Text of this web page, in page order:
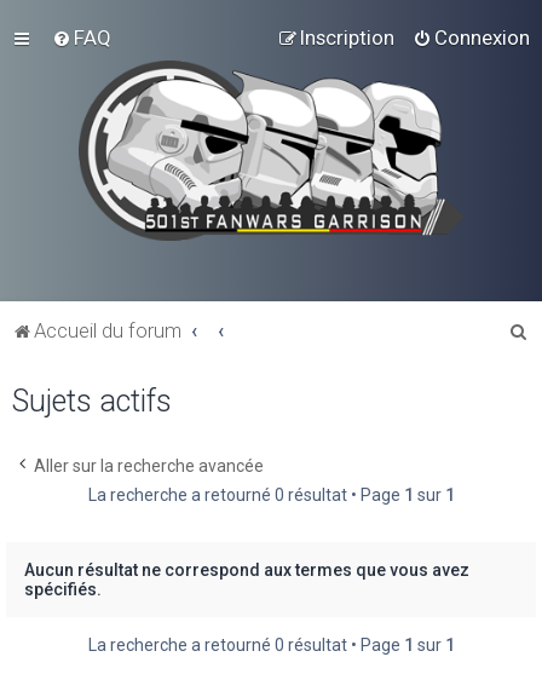
FAQ Connexion
Inscription
Accueil du forum
Sujets actifs
Aller sur la recherche avancée
La recherche a retourné 0 résultat • Page 1 sur 1
Aucun résultat ne correspond aux termes que vous avez
spécifiés.
La recherche a retourné 0 résultat • Page 1 sur 1